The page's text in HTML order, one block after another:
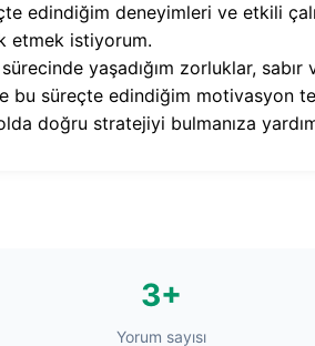
edindiğim deneyimleri ve etkili
etmek istiyorum.
sürecinde yaşadığım zorluklar,
bu süreçte edindiğim motivasyon
doğru stratejiyi bulmanıza
3+
Yorum sayısı